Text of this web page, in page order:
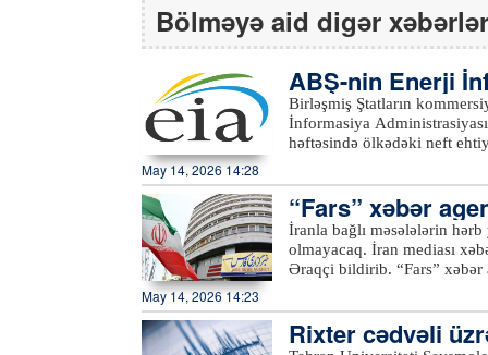
Bölməyə aid digər xəbərlər
ABŞ-nin Enerji
tı əsasında…
Birləşmiş Ştatların kommersiya xam neft
İnformasiya Administrasiyasının (EIA)
həftəsində ölkədəki neft
Birləşmiş Ştatların
milyon 600 min barel
isə hesabat həftəsində 4
edib.xeber100.com
May 14, 2026 14:28
“Fars” xəbər
olmayacaq
İranla bağlı məsələlərin
olmayacaq. İran mediası xəbər verir ki, bu barədə cümə axşamı xarici işlər naziri Abbas
Əraqçi bildirib. “Fars” xəbər agentliyinin məlumatına görə, Hindistanda keçirilən “BRICS
müddətdə iki dəfə ABŞ və İsrail
əməkdaşlıq və
başlayan və hazırda atəşkəs
May 14, 2026 14:23
Rixter cədvəli